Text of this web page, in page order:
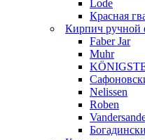
Lode
Красная
Кирпич ручной
Faber Jar
Muhr
Nelissen
Roben